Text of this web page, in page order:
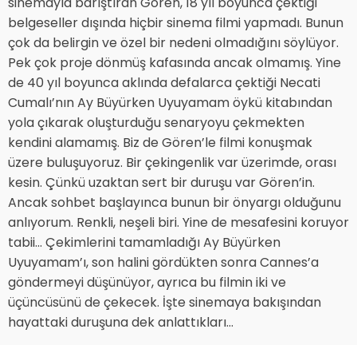
belgeseller dışında hiçbir sinema filmi yapmadı. Bunun
çok da belirgin ve özel bir nedeni olmadığını söylüyor.
Pek çok proje dönmüş kafasında ancak olmamış. Yine
de 40 yıl boyunca aklında defalarca çektiği Necati
Cumalı’nın Ay Büyürken Uyuyamam öykü kitabından
yola çıkarak oluşturduğu senaryoyu çekmekten
kendini alamamış. Biz de Gören’le filmi konuşmak
üzere buluşuyoruz. Bir çekingenlik var üzerimde, orası
kesin. Çünkü uzaktan sert bir duruşu var Gören’in.
Ancak sohbet başlayınca bunun bir önyargı olduğunu
anlıyorum. Renkli, neşeli biri. Yine de mesafesini koruyor
tabii... Çekimlerini tamamladığı Ay Büyürken
Uyuyamam’ı, son halini gördükten sonra Cannes’a
göndermeyi düşünüyor, ayrıca bu filmin iki ve
üçüncüsünü de çekecek. İşte sinemaya bakışından
hayattaki duruşuna dek anlattıkları...